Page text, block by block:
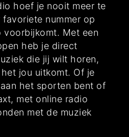
hoef je nooit meer te
nummer op
voorbijkomt. Met een
heb je direct
die jij wilt horen,
jou uitkomt. Of je
het sporten bent of
met online radio
met de muziek